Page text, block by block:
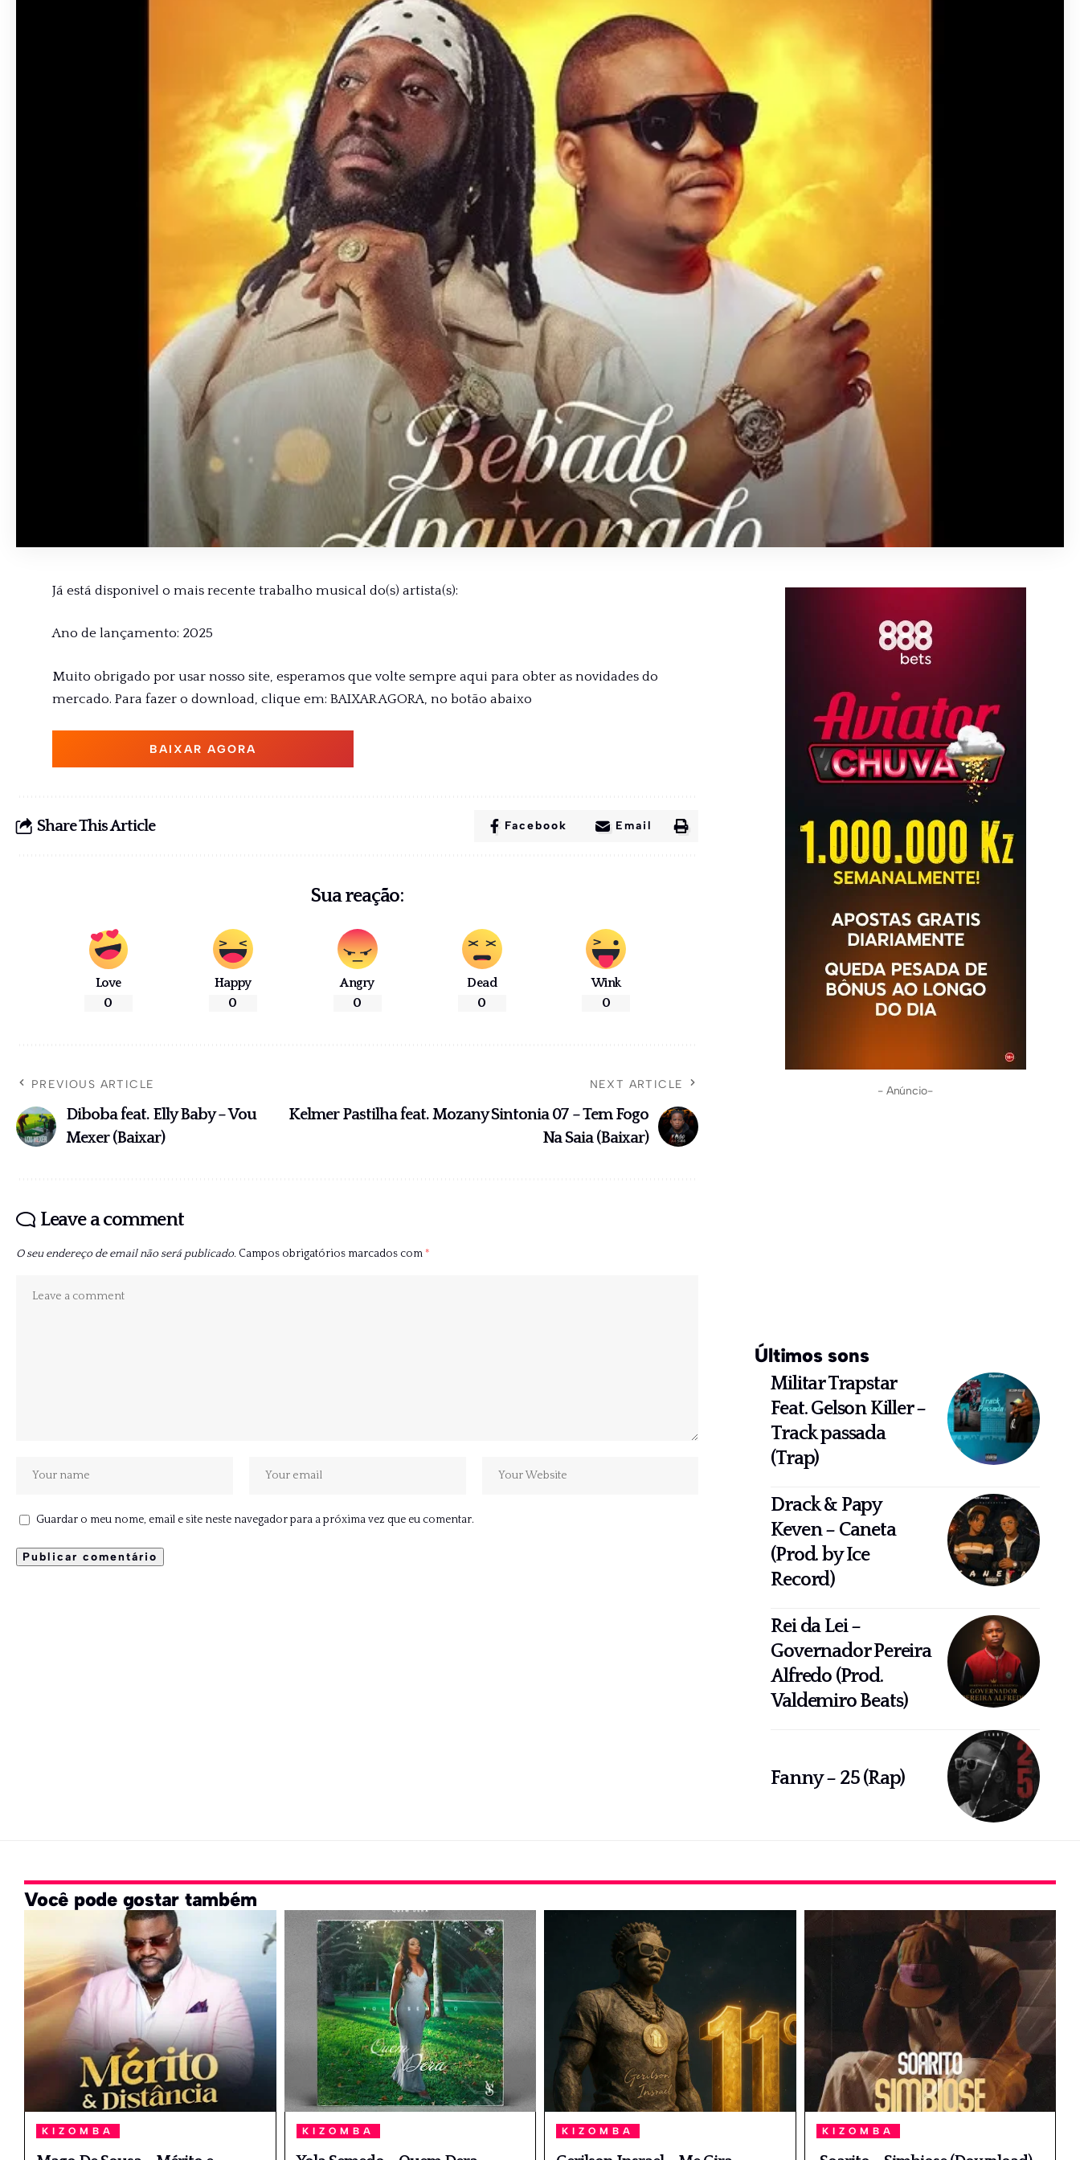
Já está disponivel o mais recente trabalho musical do(s) artista(s):
Ano de lançamento: 2025
Muito obrigado por usar nosso site, esperamos que volte sempre aqui para obter as novidades do
mercado. Para fazer o download, clique em: BAIXAR AGORA, no botão abaixo
BAIXAR AGORA
Share This Article Facebook Email
Sua reação:
Love
0
Happy
0
Angry
0
Dead
0
Wink
0
PREVIOUS ARTICLE
Diboba feat. Elly Baby – Vou
Mexer (Baixar)
NEXT ARTICLE
Kelmer Pastilha feat. Mozany Sintonia 07 – Tem Fogo
Na Saia (Baixar)
Leave a comment
O seu endereço de email não será publicado. Campos obrigatórios marcados com*
Guardar o meu nome, email e site neste navegador para a próxima vez que eu comentar.
- Anúncio-
Últimos sons
Militar Trapstar
Feat. Gelson Killer –
Track passada
(Trap)
Drack & Papy
Keven – Caneta
(Prod. by Ice
Record)
Rei da Lei –
Governador Pereira
Alfredo (Prod.
Valdemiro Beats)
Fanny – 25 (Rap)
Você pode gostar também
KIZOMBA KIZOMBA KIZOMBA KIZOMBA